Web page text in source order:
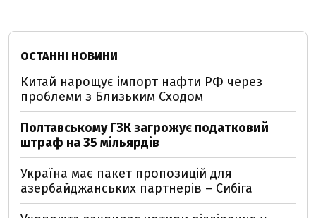
ОСТАННІ НОВИНИ
Китай нарощує імпорт нафти РФ через
проблеми з Близьким Сходом
Полтавському ГЗК загрожує податковий
штраф на 35 мільярдів
Україна має пакет пропозицій для
азербайджанських партнерів – Сибіга